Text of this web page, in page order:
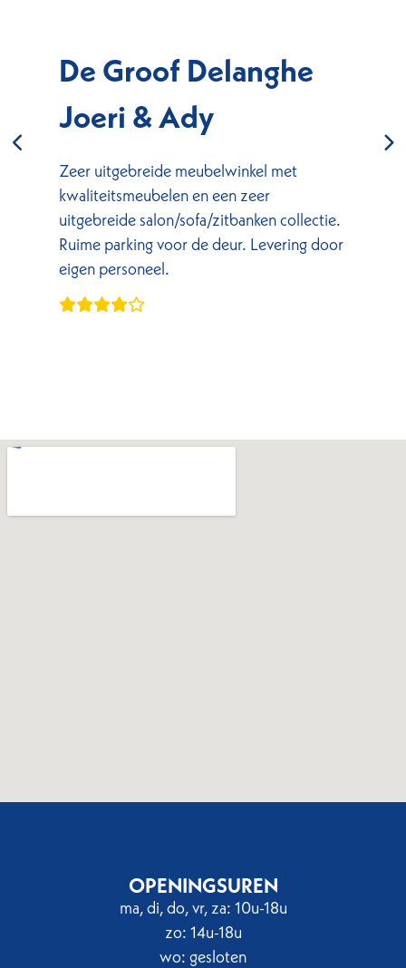
De Groof Delanghe
Joeri & Ady
Zeer uitgebreide meubelwinkel met
kwaliteitsmeubelen en een zeer
uitgebreide salon/sofa/zitbanken collectie.
Ruime parking voor de deur. Levering door
eigen personeel.
OPENINGSUREN
ma, di, do, vr, za: 10u-18u
zo: 14u-18u
wo: gesloten